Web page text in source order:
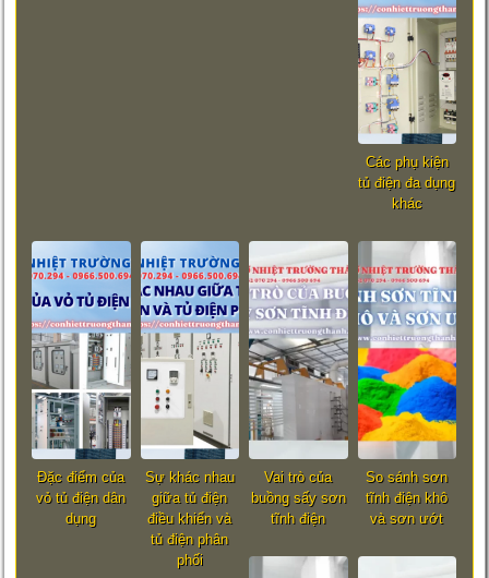
Các phụ kiện
tủ điện đa dụng
khác
Đặc điểm của
vỏ tủ điện dân
dụng
Sự khác nhau
giữa tủ điện
điều khiển và
tủ điện phân
phối
Vai trò của
buồng sấy sơn
tĩnh điện
So sánh sơn
tĩnh điện khô
và sơn ướt